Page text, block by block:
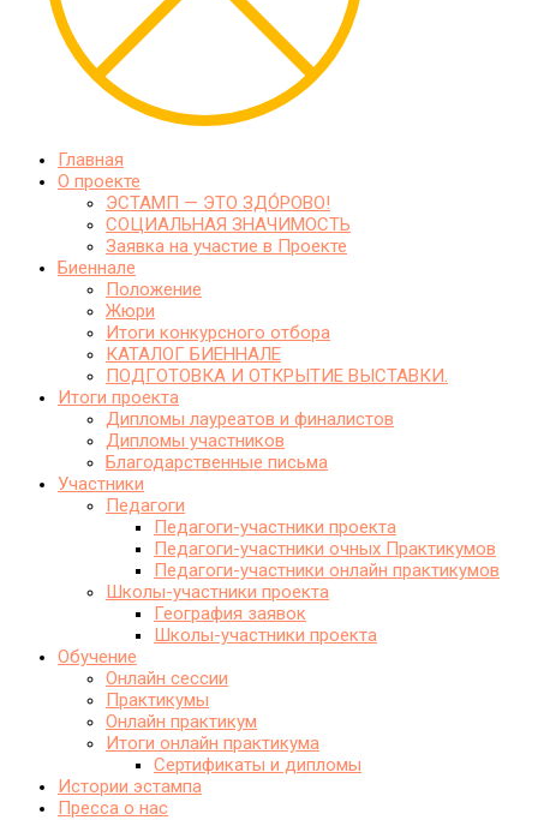
Главная
О проекте
ЭСТАМП — ЭТО ЗДО́РОВО!
СОЦИАЛЬНАЯ ЗНАЧИМОСТЬ
Заявка на участие в Проекте
Биеннале
Положение
Жюри
Итоги конкурсного отбора
КАТАЛОГ БИЕННАЛЕ
ПОДГОТОВКА И ОТКРЫТИЕ ВЫСТАВКИ.
Итоги проекта
Дипломы лауреатов и финалистов
Дипломы участников
Благодарственные письма
Участники
Педагоги
Педагоги-участники проекта
Педагоги-участники очных Практикумов
Педагоги-участники онлайн практикумов
Школы-участники проекта
География заявок
Школы-участники проекта
Обучение
Онлайн сессии
Практикумы
Онлайн практикум
Итоги онлайн практикума
Сертификаты и дипломы
Истории эстампа
Пресса о нас